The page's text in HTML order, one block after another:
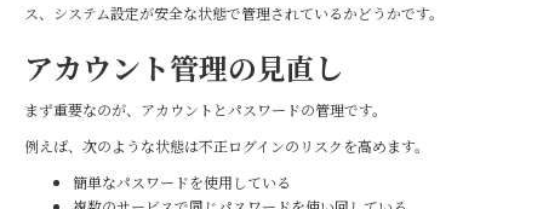
ス、システム設定が安全な状態で管理されているかどうかです。
アカウント管理の見直し
まず重要なのが、アカウントとパスワードの管理です。
例えば、次のような状態は不正ログインのリスクを高めます。
簡単なパスワードを使用している